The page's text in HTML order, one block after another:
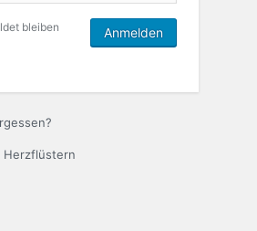
bleiben